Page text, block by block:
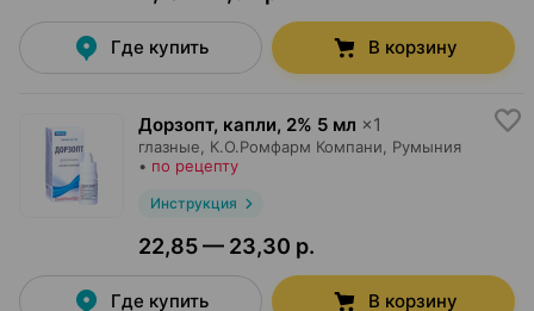
Где купить В корзину
Дорзопт, капли, 2% 5 мл ×1
глазные, К.О.Ромфарм Компани , Румыния
• по рецепту
Инструкция
22,85 — 23,30 р.
Где купить В корзину